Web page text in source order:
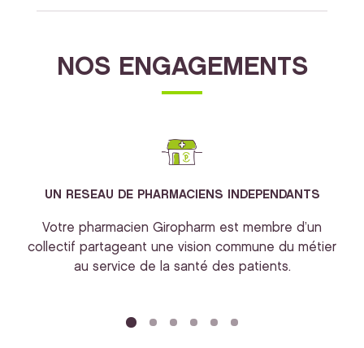
NOS ENGAGEMENTS
UN RESEAU DE PHARMACIENS INDEPENDANTS
Votre pharmacien Giropharm est membre d’un
collectif partageant une vision commune du métier
au service de la santé des patients.